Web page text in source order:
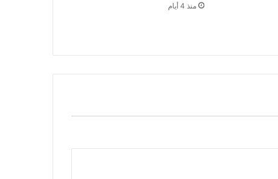
منذ 4 أيام